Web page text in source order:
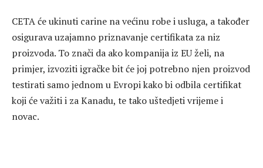
CETA će ukinuti carine na većinu robe i usluga, a također
osigurava uzajamno priznavanje certifikata za niz
proizvoda. To znači da ako kompanija iz EU želi, na
primjer, izvoziti igračke bit će joj potrebno njen proizvod
testirati samo jednom u Evropi kako bi odbila certifikat
koji će važiti i za Kanadu, te tako uštedjeti vrijeme i
novac.